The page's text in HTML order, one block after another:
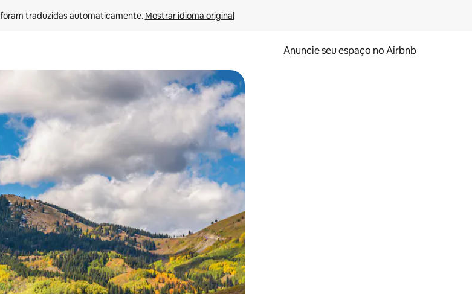
traduzidas automaticamente. Mostrar idioma original
Anuncie seu espaço no Airbnb
para cima e para baixo do teclado ou tocando e deslizando o dedo na tela.